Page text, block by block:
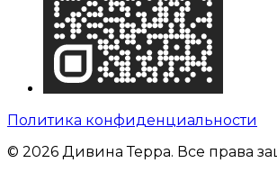
Политика конфиденциальности
© 2026 Дивина Терра. Все права